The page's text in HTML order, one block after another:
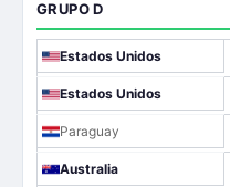
GRUPO D
Estados Unidos
Estados Unidos
Paraguay
Australia